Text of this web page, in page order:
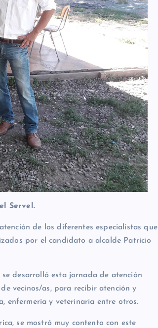
Servel.
de los diferentes especialistas que
por el candidato a alcalde Patricio
desarrolló esta jornada de atención
vecinos/as, para recibir atención y
enfermería y veterinaria entre otros.
se mostró muy contento con este